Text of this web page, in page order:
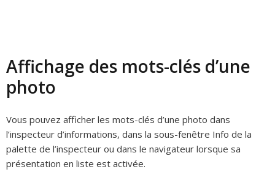
Affichage des mots-clés d’une
photo
Vous pouvez afficher les mots-clés d’une photo dans
l’inspecteur d’informations, dans la sous-fenêtre Info de la
palette de l’inspecteur ou dans le navigateur lorsque sa
présentation en liste est activée.